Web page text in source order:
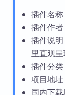
插件名
插件作
插件说
里直观
插件分类
项目地址
国内下载